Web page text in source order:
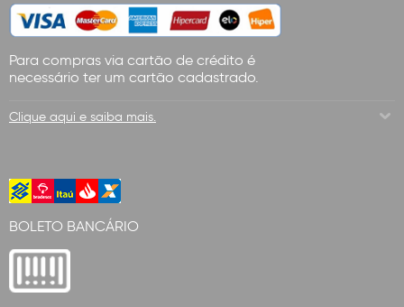
Para compras via cartão de crédito é
necessário ter um cartão cadastrado.
Clique aqui e saiba mais.
BOLETO BANCÁRIO